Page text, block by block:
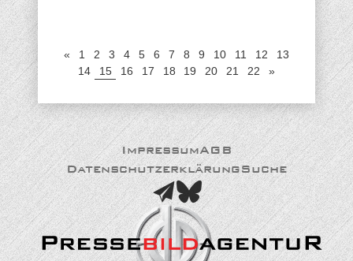
« 1 2 3 4 5 6 7 8 9 10 11 12
13
14
15 16 17 18 19 20 21 22 »
ImpressumAGB
DatenschutzerklärungSuche